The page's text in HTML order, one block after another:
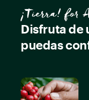
¡Tierra! for
Disfruta de
puedas